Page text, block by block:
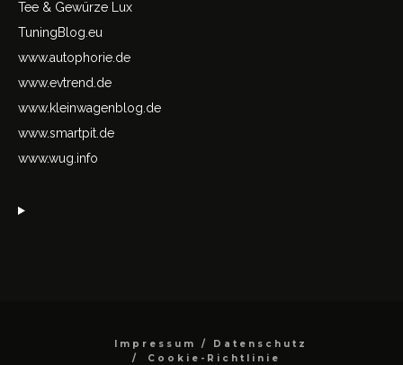
Tee & Gewürze Lux
TuningBlog.eu
www.autophorie.de
www.evtrend.de
www.kleinwagenblog.de
www.smartpit.de
www.wug.info
Impressum / Datenschutz
Cookie-Richtlinie